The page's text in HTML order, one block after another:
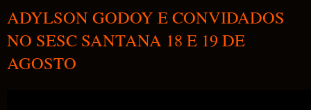
ADYLSON GODOY E CONVIDADOS
NO SESC SANTANA 18 E 19 DE
AGOSTO